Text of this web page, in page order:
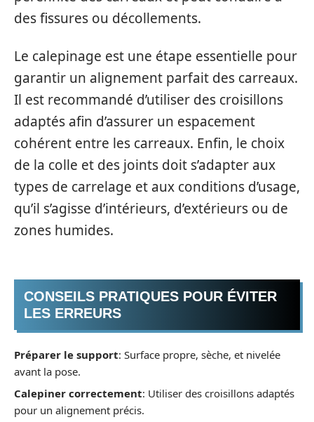
des fissures ou décollements.
Le calepinage est une étape essentielle pour
garantir un alignement parfait des carreaux.
Il est recommandé d’utiliser des croisillons
adaptés afin d’assurer un espacement
cohérent entre les carreaux. Enfin, le choix
de la colle et des joints doit s’adapter aux
types de carrelage et aux conditions d’usage,
qu’il s’agisse d’intérieurs, d’extérieurs ou de
zones humides.
CONSEILS PRATIQUES POUR ÉVITER
LES ERREURS
Préparer le support: Surface propre, sèche, et nivelée
avant la pose.
Calepiner correctement: Utiliser des croisillons adaptés
pour un alignement précis.